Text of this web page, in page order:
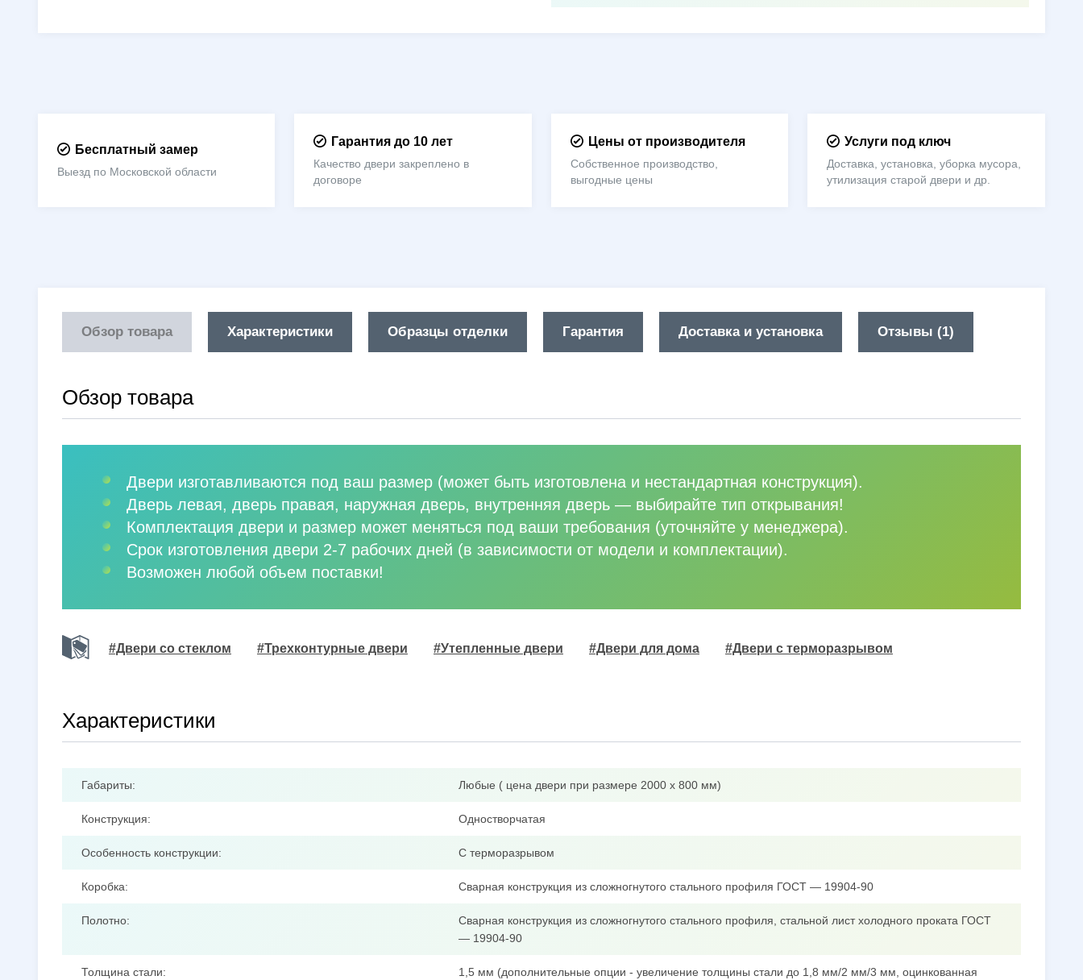
Бесплатный замер
Выезд по Московской области
Гарантия до 10 лет
Качество двери закреплено в
договоре
Цены от производителя
Собственное производство,
выгодные цены
Услуги под ключ
Доставка, установка, уборка мусора,
утилизация старой двери и др.
Обзор товара Характеристики Образцы отделки Гарантия Доставка и установка Отзывы (1)
Обзор товара
Двери изготавливаются под ваш размер (может быть изготовлена и нестандартная конструкция).
Дверь левая, дверь правая, наружная дверь, внутренняя дверь — выбирайте тип открывания!
Комплектация двери и размер может меняться под ваши требования (уточняйте у менеджера).
Срок изготовления двери 2-7 рабочих дней (в зависимости от модели и комплектации).
Возможен любой объем поставки!
#Двери со стеклом #Трехконтурные двери #Утепленные двери #Двери для дома #Двери с терморазрывом
Характеристики
Габариты: Любые ( цена двери при размере 2000 х 800 мм)
Конструкция: Одностворчатая
Особенность конструкции: С терморазрывом
Коробка: Сварная конструкция из сложногнутого стального профиля ГОСТ — 19904-90
Полотно:
Сварная конструкция из сложногнутого стального профиля, стальной лист холодного проката ГОСТ
— 19904-90
Толщина стали:
1,5 мм (дополнительные опции - увеличение толщины стали до 1,8 мм/2 мм/3 мм, оцинкованная